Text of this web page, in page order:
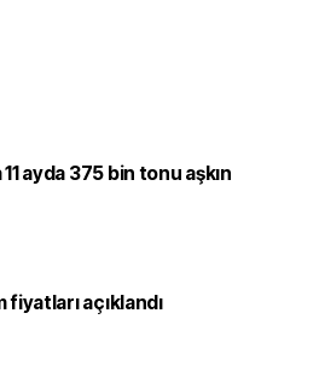
ayda 375 bin tonu aşkın
fiyatları açıklandı